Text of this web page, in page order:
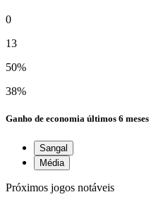
0
13
50%
38%
Ganho de economia últimos 6 meses
Sangal
Média
Próximos jogos notáveis